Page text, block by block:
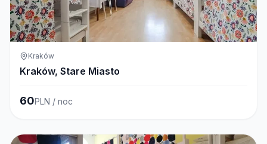
Kraków
Kraków, Stare Miasto
60PLN / noc